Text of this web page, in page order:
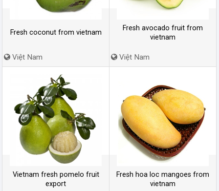
Fresh coconut from vietnam
Việt Nam
Fresh avocado fruit from
vietnam
Việt Nam
Vietnam fresh pomelo fruit
export
Fresh hoa loc mangoes from
vietnam